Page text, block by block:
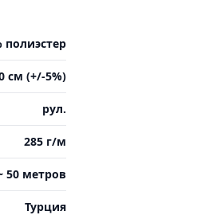
полиэстер
см (+/-5%)
рул.
285 г/м
50 метров
Турция